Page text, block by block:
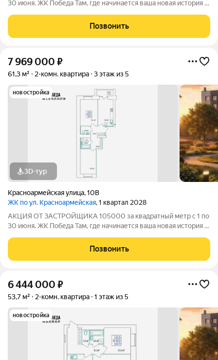
30 июня. ЖК Победа Там, где начинается ваша новая история 1.
современный 5-этажный кирпичный дом на 49 квартир,
созданный в формате уютного
Позвонить
7 969 000 ₽
61,3 м² 2-комн. квартира 3 этаж из 5
новостройка
3D-тур
Красноармейская улица,10В
ЖК по ул. Красноармейская, 1 квартал 2028
АКЦИЯ ОТ ЗАСТРОЙЩИКА 105000 за квадратный метр с 1 по
30 июня. ЖК Победа Там, где начинается ваша новая история 1.
современный 5-этажный кирпичный дом на 49 квартир,
созданный в формате уютного
Позвонить
6 444 000 ₽
53,7 м² 2-комн. квартира 1 этаж из 5
новостройка